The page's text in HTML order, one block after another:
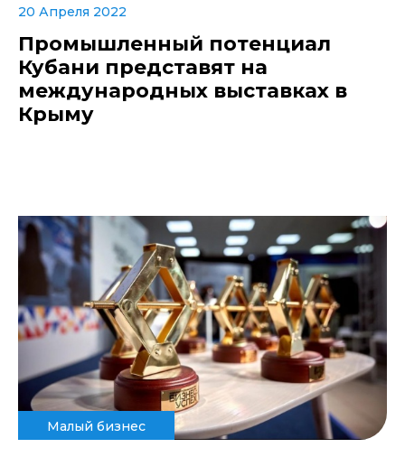
20 Апреля 2022
Промышленный потенциал
Кубани представят на
международных выставках в
Крыму
Малый бизнес